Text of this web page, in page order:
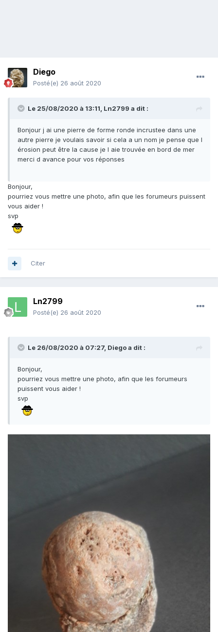
Diego
Posté(e) 26 août 2020
Le 25/08/2020 à 13:11, Ln2799 a dit :
Bonjour j ai une pierre de forme ronde incrustee dans une
autre pierre je voulais savoir si cela a un nom je pense que l
érosion peut être la cause je l aie trouvée en bord de mer
merci d avance pour vos réponses
Bonjour,
pourriez vous mettre une photo, afin que les forumeurs puissent
vous aider !
svp
Citer
Ln2799
Posté(e) 26 août 2020
Le 26/08/2020 à 07:27, Diegoa dit :
Bonjour,
pourriez vous mettre une photo, afin que les forumeurs
puissent vous aider !
svp